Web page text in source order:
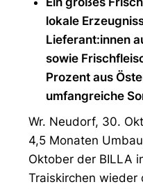
lokale
Lieferant:innen
sowie
Prozent aus
umfangreiche
Wr. Neudorf, 30.
4,5 Monaten
Oktober der BILLA
Traiskirchen wieder